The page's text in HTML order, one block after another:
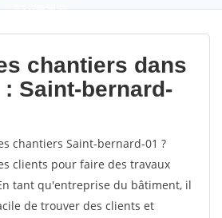
9,5(100%)49
votes
chantiers dans
Saint-bernard-
chantiers Saint-bernard-01 ?
clients pour faire des travaux
tant qu'entreprise du bâtiment, il
de trouver des clients et